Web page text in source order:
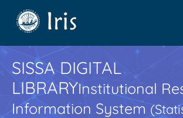
SISSA DIGITAL
LIBRARYInstitutional
Information System